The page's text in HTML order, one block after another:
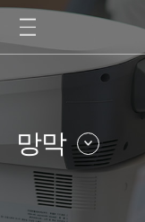
망막
라식·스마일